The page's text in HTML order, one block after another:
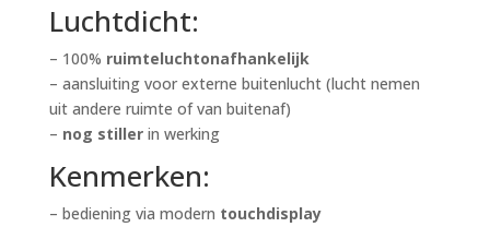
Luchtdicht:
– 100% ruimteluchtonafhankelijk
– aansluiting voor externe buitenlucht (lucht nemen
uit andere ruimte of van buitenaf)
– nog stillerin werking
Kenmerken:
– bediening via modern touchdisplay